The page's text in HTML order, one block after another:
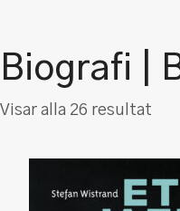
Biografi |
Visar alla 26 resultat